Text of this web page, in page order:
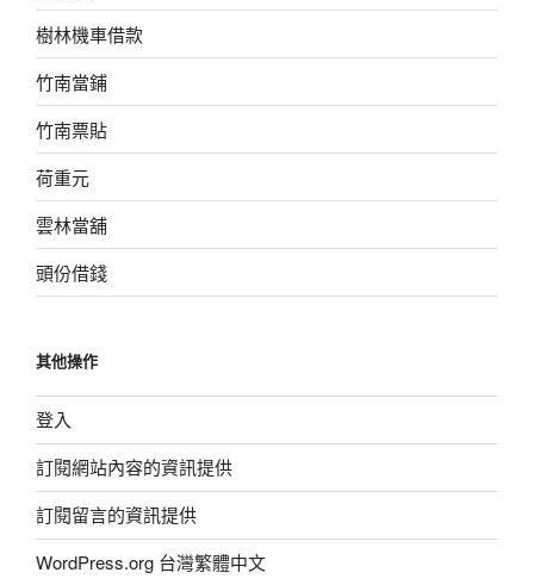
樹林機車借款
竹南當鋪
竹南票貼
荷重元
雲林當舖
頭份借錢
其他操作
登入
訂閱網站內容的資訊提供
訂閱留言的資訊提供
WordPress.org 台灣繁體中文